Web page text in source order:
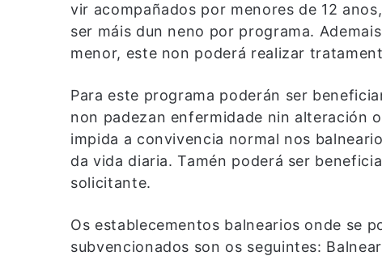
vir acompañados por menores de 12
ser máis dun neno por programa.
menor, este non poderá realizar
Para este programa poderán ser
non padezan enfermidade nin alteración
impida a convivencia normal nos
da vida diaria. Tamén poderá ser
solicitante.
Os establecementos balnearios onde se
subvencionados son os seguintes: